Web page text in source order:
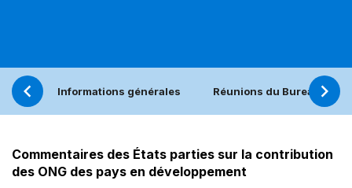
Informations générales Réunions du Bureau
Commentaires des États parties sur la contribution
des ONG des pays en développement